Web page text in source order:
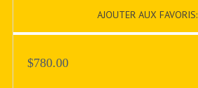
AJOUTER AUX FAVORIS:
$780.00